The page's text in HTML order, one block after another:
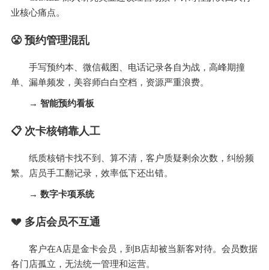
业核心痛点。
😤 预约管理混乱
手写预约本、微信截图、电话记录各自为战，高峰期撞
单、漏单频发，美容师白白空档，资源严重浪费。
→ 智能预约看板
📋 次卡核销靠人工
纸质核销卡找不到、算不清，客户质疑剩余次数，纠纷频
繁。店员手工翻记录，效率低下还出错。
→ 数字卡项系统
💔 多店会员不互通
客户在A店是金卡会员，到B店却被当新客对待。会员数据
各门店孤立，无法统一管理和运营。